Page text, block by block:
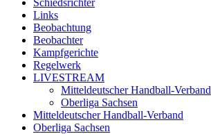
Links
Beobachtung
Beobachter
Kampfgerichte
Regelwerk
LIVESTREAM
Mitteldeutscher Handball-Verband
Oberliga Sachsen
Mitteldeutscher Handball-Verband
Oberliga Sachsen